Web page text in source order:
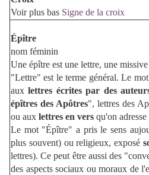
Voir plus bas Signe de la croix
Épître
nom féminin
Une épître est une lettre, une
"Lettre" est le terme général. Le
auxlettres écrites par des
épîtres des Apôtres", lettres des
ou aux lettres en vers qu'on
Le mot "Épître" a pris le sens
plus souvent) ou religieux, exposé
lettres). Ce peut être aussi des
des aspects sociaux ou moraux de